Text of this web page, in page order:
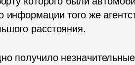
того же
расстояния.
получило